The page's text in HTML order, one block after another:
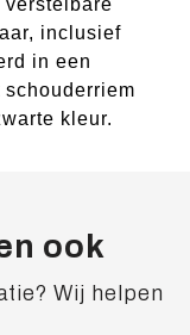
verstelbare
inclusief
in een
kleur.
ook
Wij helpen